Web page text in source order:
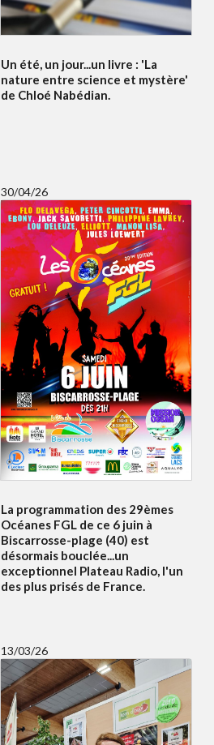
Un été, un jour...un livre : 'La
nature entre science et mystère'
de Chloé Nabédian.
30/04/26
La programmation des 29èmes
Océanes FGL de ce 6 juin à
Biscarrosse-plage (40) est
désormais bouclée...un
exceptionnel Plateau Radio, l'un
des plus prisés de France.
13/03/26